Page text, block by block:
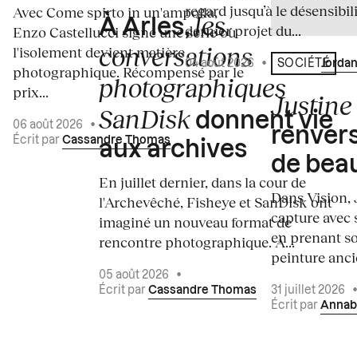
Avec Come spirto in un'ampolla,
Enzo Castellucci signe une série où
l'isolement devient matière
photographique. Récompensé par le
prix...
06 août 2026
•
Écrit par Cassandre Thomas
À Arles,les
conversations
photographiques
SanDisk donnent vie
aux archives
En juillet dernier, dans la cour de
l'Archevêché, Fisheye et SanDisk ont
imaginé un nouveau format de
rencontre photographique. À...
05 août 2026
•
Écrit par Cassandre Thomas
regard jusqu’à le
dernier projet du...
04 août 2026 • Écrit par
SOCIÉTÉ
de
Dans
capture avec
en prenant
peinture
31 juillet 2026
Écrit par